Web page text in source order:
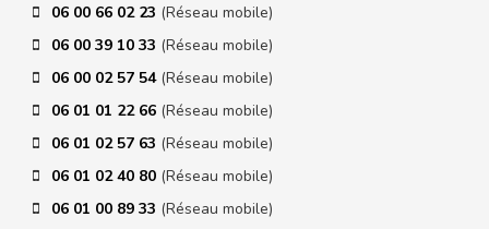
06 00 66 02 23 (Réseau mobile)
06 00 39 10 33 (Réseau mobile)
06 00 02 57 54 (Réseau mobile)
06 01 01 22 66 (Réseau mobile)
06 01 02 57 63 (Réseau mobile)
06 01 02 40 80 (Réseau mobile)
06 01 00 89 33 (Réseau mobile)